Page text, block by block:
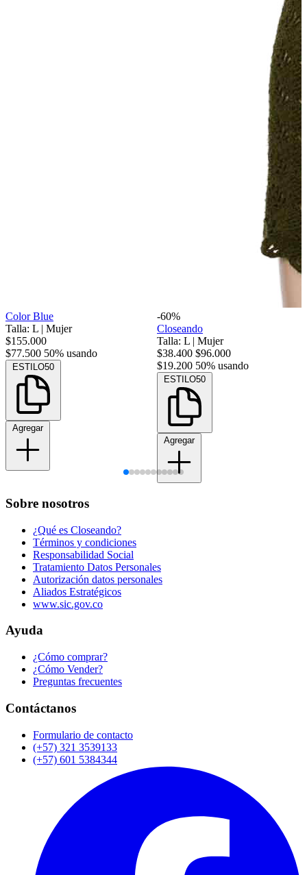
Color Blue
Talla: L | Mujer
$155.000
$77.500 50% usando
ESTILO50
Agregar
-60%
Closeando
Talla: L | Mujer
$38.400 $96.000
$19.200 50% usando
ESTILO50
Agregar
Sobre nosotros
¿Qué es Closeando?
Términos y condiciones
Responsabilidad Social
Tratamiento Datos Personales
Autorización datos personales
Aliados Estratégicos
www.sic.gov.co
Ayuda
¿Cómo comprar?
¿Cómo Vender?
Preguntas frecuentes
Contáctanos
Formulario de contacto
(+57) 321 3539133
(+57) 601 5384344